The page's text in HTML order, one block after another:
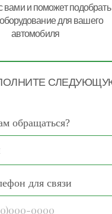
обращаться?
для связи
вами и поможет подобрать
для вашего
автомобиля